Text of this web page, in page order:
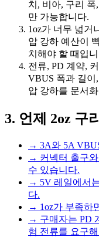
치, 비아, 구리
만 가능합니다.
1oz가 너무 넓거
압 강하 예산이
치해야 할 때입
전류, PD 계약,
VBUS 폭과 길이
압 강하를 문서
3. 언제 2oz 구
→ 3A와 5A
→ 커넥터 출구
수 있습니다.
→ 5V 레일에서
다.
→ 1oz가 부족하
→ 구매자는 PD
험 전류를 요구